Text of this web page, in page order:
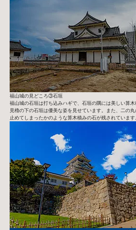
福山城の見どころ③石垣
福山城の石垣は打ち込みハギで、石垣の隅には美しい算
見櫓の下の石垣は優美な姿を見せています。また、二の
止めてしまったかのような算木積みの石が残されています